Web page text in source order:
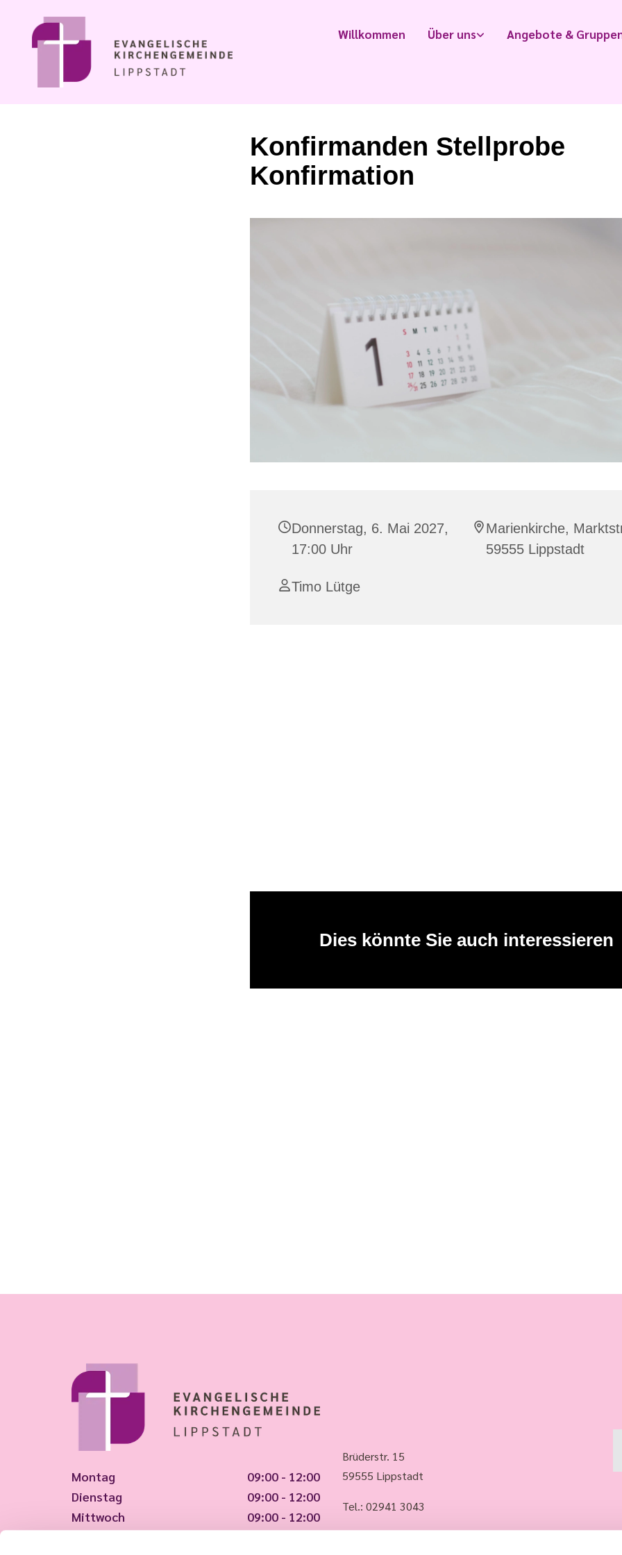
Willkommen Über uns Angebote &
Konfirmanden Stellprobe
Konfirmation
Donnerstag, 6. Mai 2027,
17:00 Uhr
Marienkirche,
59555 Lippstadt
Timo Lütge
Dies könnte Sie auch interessieren
Montag
09:00 - 12:00
Dienstag
09:00 - 12:00
Mittwoch
09:00 - 12:00
Brüderstr. 15
59555 Lippstadt
Tel.: 02941 3043